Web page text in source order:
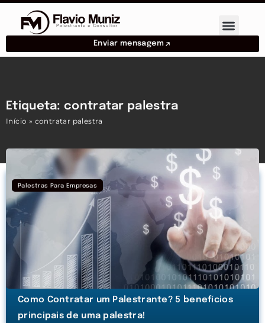
Enviar mensagem
Etiqueta: contratar palestra
Início » contratar palestra
Palestras Para Empresas
Como Contratar um Palestrante? 5 benefícios
principais de uma palestra!